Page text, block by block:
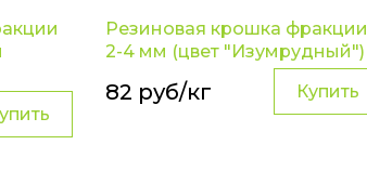
Резиновая крошка фракции
2-4 мм (цвет "Изумрудный")
82 руб/кг Купить